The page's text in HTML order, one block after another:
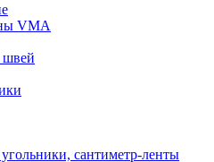
VMA
швей
сантиметр-ленты